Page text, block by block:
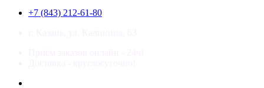
+7 (843) 212-61-80